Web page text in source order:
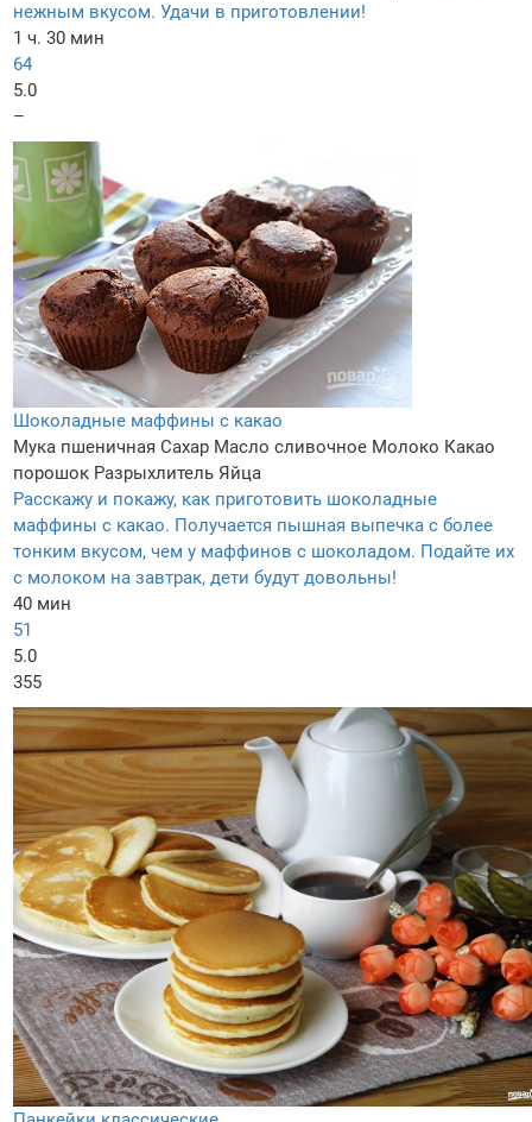
нежным вкусом. Удачи в приготовлении!
1 ч. 30 мин
64
5.0
–
Шоколадные маффины с какао
Мука пшеничная Сахар Масло сливочное Молоко Какао
порошок Разрыхлитель Яйца
Расскажу и покажу, как приготовить шоколадные
маффины с какао. Получается пышная выпечка с более
тонким вкусом, чем у маффинов с шоколадом. Подайте их
с молоком на завтрак, дети будут довольны!
40 мин
51
5.0
355